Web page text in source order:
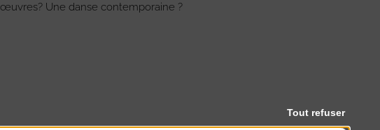
Une danse contemporaine ?
Tout refuser